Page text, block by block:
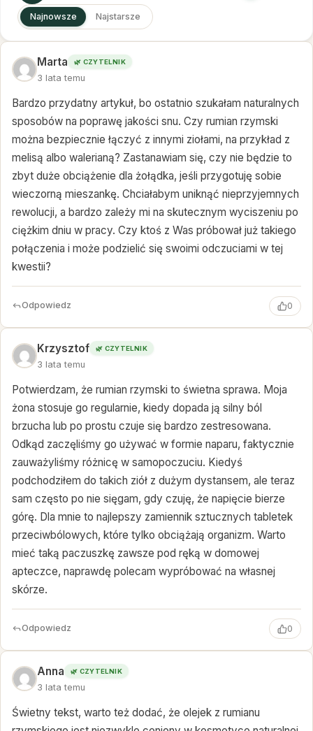
Najnowsze Najstarsze
Marta 🌿 CZYTELNIK
3 lata temu
Bardzo przydatny artykuł, bo ostatnio szukałam naturalnych
sposobów na poprawę jakości snu. Czy rumian rzymski
można bezpiecznie łączyć z innymi ziołami, na przykład z
melisą albo walerianą? Zastanawiam się, czy nie będzie to
zbyt duże obciążenie dla żołądka, jeśli przygotuję sobie
wieczorną mieszankę. Chciałabym uniknąć nieprzyjemnych
rewolucji, a bardzo zależy mi na skutecznym wyciszeniu po
ciężkim dniu w pracy. Czy ktoś z Was próbował już takiego
połączenia i może podzielić się swoimi odczuciami w tej
kwestii?
Odpowiedz 0
Krzysztof 🌿 CZYTELNIK
3 lata temu
Potwierdzam, że rumian rzymski to świetna sprawa. Moja
żona stosuje go regularnie, kiedy dopada ją silny ból
brzucha lub po prostu czuje się bardzo zestresowana.
Odkąd zaczęliśmy go używać w formie naparu, faktycznie
zauważyliśmy różnicę w samopoczuciu. Kiedyś
podchodziłem do takich ziół z dużym dystansem, ale teraz
sam często po nie sięgam, gdy czuję, że napięcie bierze
górę. Dla mnie to najlepszy zamiennik sztucznych tabletek
przeciwbólowych, które tylko obciążają organizm. Warto
mieć taką paczuszkę zawsze pod ręką w domowej
apteczce, naprawdę polecam wypróbować na własnej
skórze.
Odpowiedz 0
Anna 🌿 CZYTELNIK
3 lata temu
Świetny tekst, warto też dodać, że olejek z rumianu